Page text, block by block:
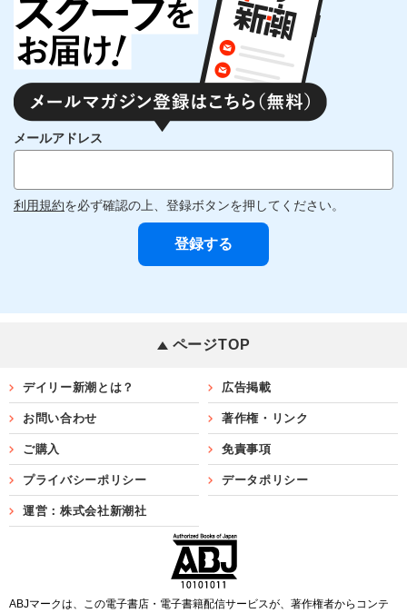
メールアドレス
利用規約を必ず確認の上、登録ボタンを押してください。
ページTOP
デイリー新潮とは？ 広告掲載
お問い合わせ 著作権・リンク
ご購入 免責事項
プライバシーポリシー データポリシー
運営：株式会社新潮社
ABJマークは、この電子書店・電子書籍配信サービスが、著作権者からコンテ